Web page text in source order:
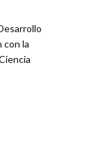
con la